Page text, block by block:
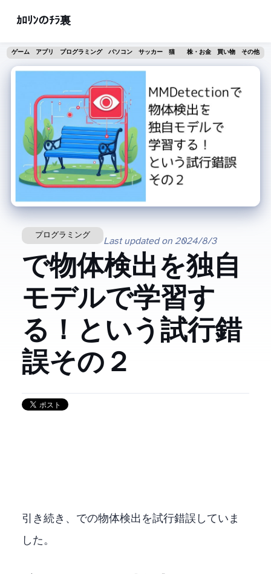
ｶﾛﾘﾝのﾁﾗ裏
ゲーム アプリ プログラミング パソコン サッカー 猫 株・お金 買い物 その他
プログラミング
Last updated on 2024/8/3
MMDetectionで物体検出を独自
モデルで学習す
る！ という試行錯
誤 その２
引き続き、MMDetectionでの物体検出を試行錯誤していま
した。